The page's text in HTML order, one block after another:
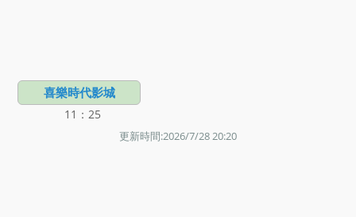
喜樂時代影城
11：25
更新時間:2026/7/28 20:20